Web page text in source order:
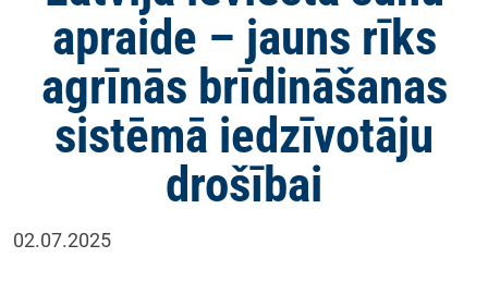
apraide – jauns rīks
agrīnās brīdināšanas
sistēmā iedzīvotāju
drošībai
02.07.2025